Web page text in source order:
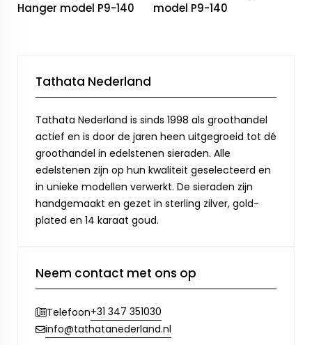
Hanger model P9-140
model P9-140
Tathata Nederland
Tathata Nederland is sinds 1998 als groothandel
actief en is door de jaren heen uitgegroeid tot dé
groothandel in edelstenen sieraden. Alle
edelstenen zijn op hun kwaliteit geselecteerd en
in unieke modellen verwerkt. De sieraden zijn
handgemaakt en gezet in sterling zilver, gold-
plated en 14 karaat goud.
Neem contact met ons op
Telefoon+31 347 351030
info@tathatanederland.nl